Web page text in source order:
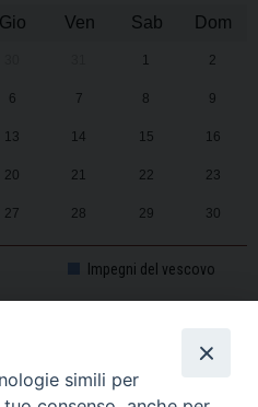
Gio Ven Sab Dom
1 2
6 7 8 9
13 14 15 16
20 21 22 23
27 28 29 30
3 4 5 6
Impegni del vescovo
2025-2026
simili per